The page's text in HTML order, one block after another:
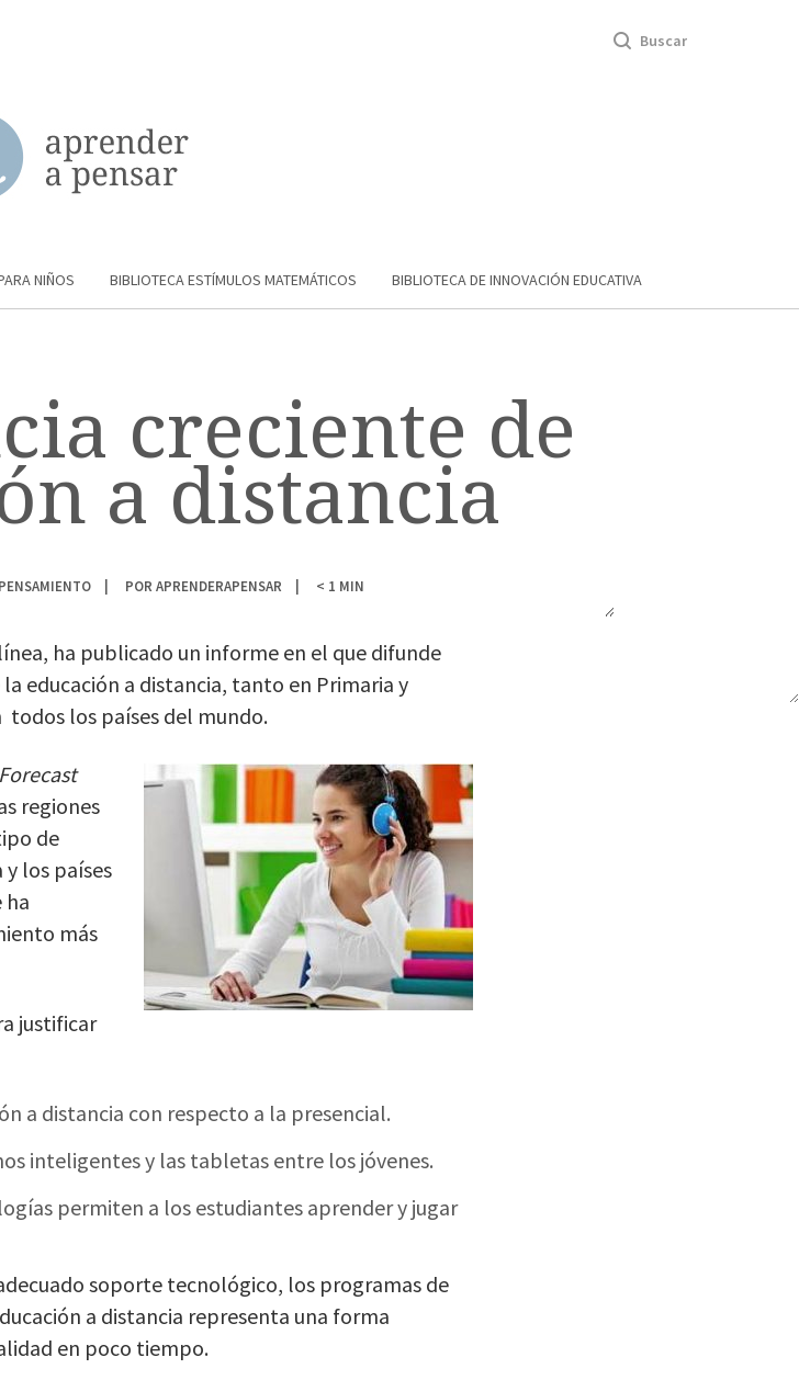
Buscar
NIÑOS BIBLIOTECA ESTÍMULOS MATEMÁTICOS BIBLIOTECA DE INNOVACIÓN EDUCATIVA
creciente de
a distancia
POR APRENDERAPENSAR < 1 MIN
ha publicado un informe en el que difunde
educación a distancia, tanto en Primaria y
todos los países del mundo.
regiones
de
los países
ha
más
justificar
a distancia con respecto a la presencial.
inteligentes y las tabletas entre los jóvenes.
permiten a los estudiantes aprender y jugar
soporte tecnológico, los programas de
a distancia representa una forma
en poco tiempo.